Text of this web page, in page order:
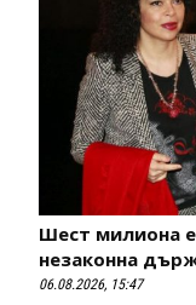
Шест милиона
незаконна
06.08.2026, 15:47